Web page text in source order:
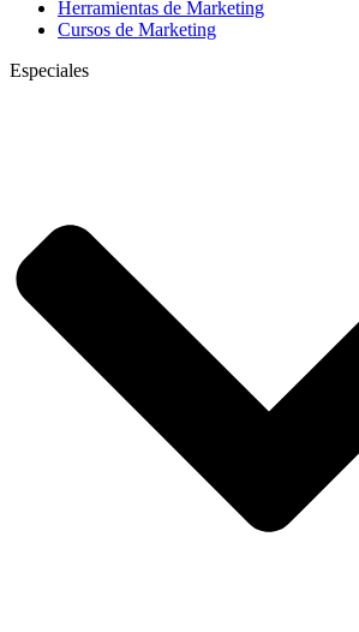
Herramientas de Marketing
Cursos de Marketing
Especiales